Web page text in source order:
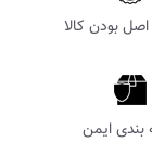
بودن کالا
بندی ایمن